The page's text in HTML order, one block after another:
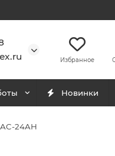
Избранное
Новинки
24AH